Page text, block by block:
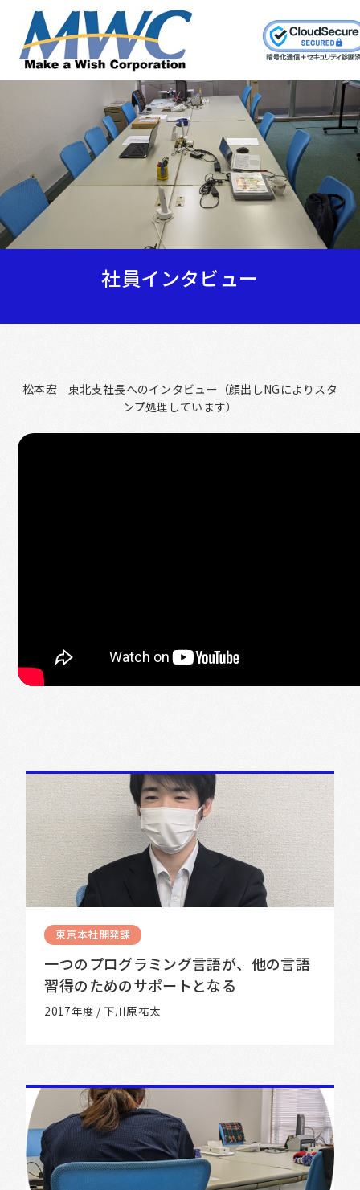
社員インタビュー
松本宏 東北支社長へのインタビュー（顔出しNGによりスタ
ンプ処理しています）
東京本社開発課
一つのプログラミング言語が、他の言語
習得のためのサポートとなる
2017年度 / 下川原祐太